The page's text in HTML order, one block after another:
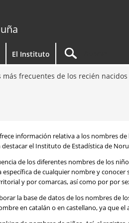
El Instituto
más frecuentes de los recién nacidos
información relativa a los nombres
el Instituto de Estadística de
de los diferentes nombres de los
de cualquier nombre y
y por comarcas, así como por por
la base de datos de los nombres
en catalán o en castellano, ya que